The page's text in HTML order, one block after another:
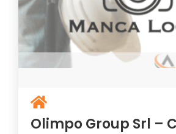
Olimpo Group Srl –